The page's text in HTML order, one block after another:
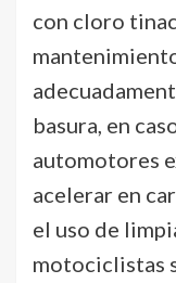
con cloro
basura, en
automotores
acelerar en
el uso de
motociclistas